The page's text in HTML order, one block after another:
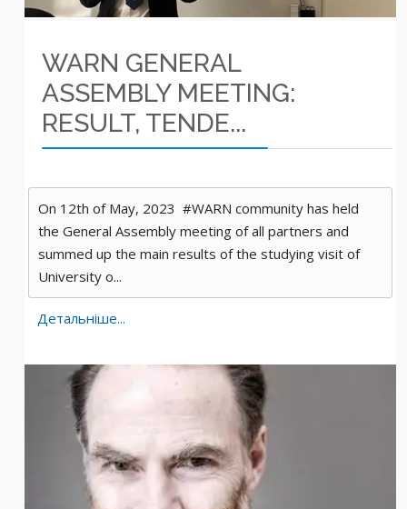
WARN GENERAL
ASSEMBLY MEETING:
RESULT, TENDE...
On 12th of May, 2023 #WARN community has held
the General Assembly meeting of all partners and
summed up the main results of the studying visit of
University o...
Детальніше...